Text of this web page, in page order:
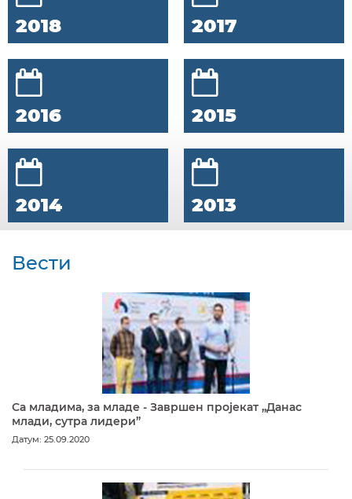
2018 2017
2016 2015
2014 2013
Вести
Са младима, за младе - Завршен пројекат „Данас
млади, сутра лидери”
Датум: 25.09.2020